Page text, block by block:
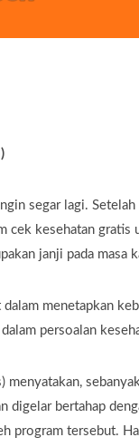
segar lagi.
cek kesehatan gratis
janji pada masa
menetapkan
persoalan
menyatakan,
bertahap
program tersebut.